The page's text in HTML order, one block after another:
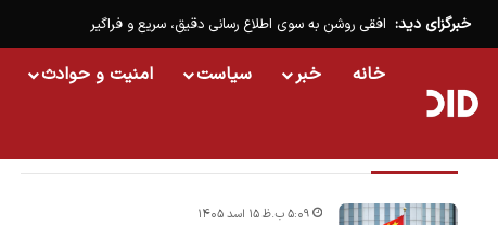
خبرگزای دید: افقی روشن به سوی اطلاع رسانی دقیق، سریع و فراگیر
خانه خبر سیاست امنیت و حوادث
۵:۰۹ ب.ظ ۱۵ اسد ۱۴۰۵